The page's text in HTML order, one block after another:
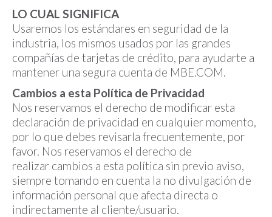
LO CUAL SIGNIFICA
Usaremos los estándares en seguridad de la
industria, los mismos usados por las grandes
compañías de tarjetas de crédito, para ayudarte a
mantener una segura cuenta de MBE.COM.
Cambios a esta Política de Privacidad
Nos reservamos el derecho de modificar esta
declaración de privacidad en cualquier momento,
por lo que debes revisarla frecuentemente, por
favor. Nos reservamos el derecho de
realizar cambios a esta política sin previo aviso,
siempre tomando en cuenta la no divulgación de
información personal que afecta directa o
indirectamente al cliente/usuario.